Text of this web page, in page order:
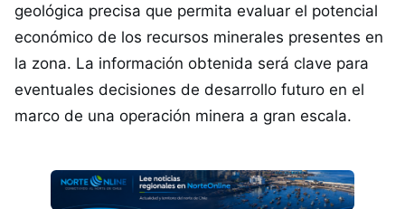
geológica precisa que permita evaluar el potencial
económico de los recursos minerales presentes en
la zona. La información obtenida será clave para
eventuales decisiones de desarrollo futuro en el
marco de una operación minera a gran escala.